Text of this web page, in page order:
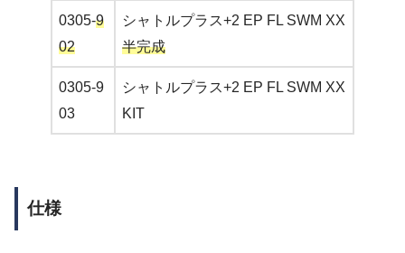
0305-9
02
シャトルプラス+2 EP FL SWM XX
半完成
0305-9
03
シャトルプラス+2 EP FL SWM XX
KIT
仕様